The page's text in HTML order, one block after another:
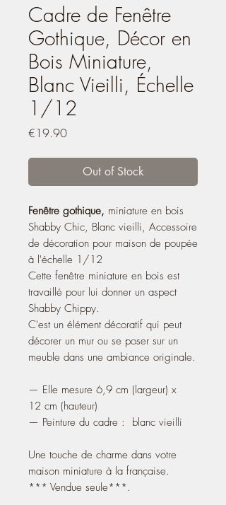
Cadre de Fenêtre
Gothique, Décor en
Bois Miniature,
Blanc Vieilli, Échelle
1/12
€19.90Price
Out of Stock
Fenêtre gothique, miniature en bois
Shabby Chic, Blanc vieilli, Accessoire
de décoration pour maison de poupée
à l'échelle 1/12
Cette fenêtre miniature en bois est
travaillé pour lui donner un aspect
Shabby Chippy.
C'est un élément décoratif qui peut
décorer un mur ou se poser sur un
meuble dans une ambiance originale.
— Elle mesure 6,9 cm (largeur) x
12 cm (hauteur)
— Peinture du cadre : blanc vieilli
Une touche de charme dans votre
maison miniature à la française.
*** Vendue seule***.